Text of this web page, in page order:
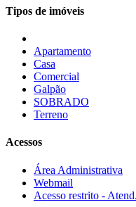
Tipos de imóveis
Apartamento
Casa
Comercial
Galpão
SOBRADO
Terreno
Acessos
Área Administrativa
Webmail
Acesso restrito -